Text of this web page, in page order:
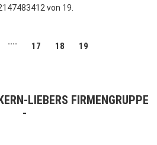
von 19.
.... 17 18 19
LIEBERS FIRMENGRUPPE